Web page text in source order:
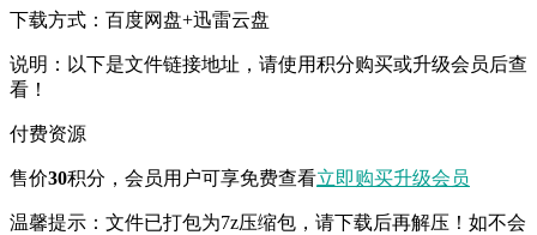
下载方式：百度网盘+迅雷云盘
说明：以下是文件链接地址，请使用积分购买或升级会员后查
看！
付费资源
售价30积分 ，会员用户可享免费查看立即购买升级会员
温馨提示：文件已打包为7z压缩包，请下载后再解压！如不会